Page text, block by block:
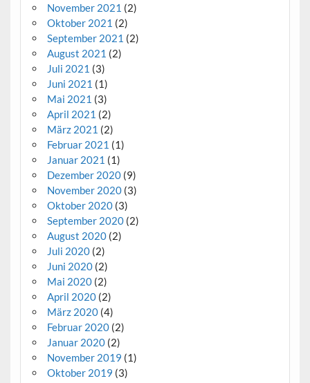
November 2021 (2)
Oktober 2021 (2)
September 2021 (2)
August 2021 (2)
Juli 2021 (3)
Juni 2021 (1)
Mai 2021 (3)
April 2021 (2)
März 2021 (2)
Februar 2021 (1)
Januar 2021 (1)
Dezember 2020(9)
November 2020(3)
Oktober 2020(3)
September 2020(2)
August 2020(2)
Juli 2020(2)
Juni 2020(2)
Mai 2020(2)
April 2020(2)
März 2020(4)
Februar 2020(2)
Januar 2020(2)
November 2019 (1)
Oktober 2019 (3)